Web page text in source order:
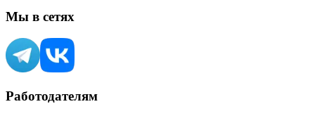
Мы в сетях
Работодателям